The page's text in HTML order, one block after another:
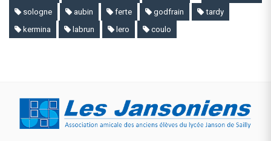
sologne
aubin ferte godfrain
tardy
kermina
labrun lero coulo